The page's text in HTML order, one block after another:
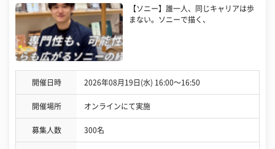
【ソニー】誰一人、同じキャリアは歩
まない。ソニーで描く、
開催日時 2026年08月19日(水) 16:00〜16:50
開催場所 オンラインにて実施
募集人数 300名